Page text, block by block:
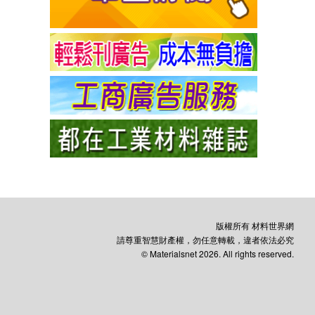
版權所有 材料世界網
請尊重智慧財產權，勿任意轉載，違者依法必究
© Materialsnet 2026. All rights reserved.